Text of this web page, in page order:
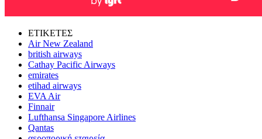
ΕΤΙΚΕΤΕΣ
Air New Zealand
british airways
Cathay Pacific Airways
emirates
etihad airways
EVA Air
Finnair
Lufthansa Singapore Airlines
Qantas